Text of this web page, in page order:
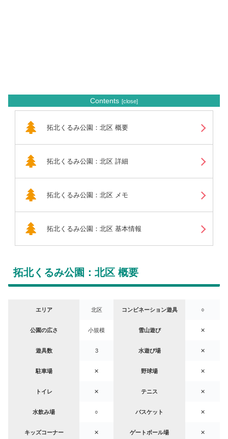
Contents
拓北くるみ公園：北区 概要
拓北くるみ公園：北区 詳細
拓北くるみ公園：北区 メモ
拓北くるみ公園：北区 基本情報
拓北くるみ公園：北区 概要
エリア 北区 コンビネーション遊具 ○
公園の広さ 小規模 雪山遊び ✕
遊具数 3 水遊び場 ✕
駐車場 ✕ 野球場 ✕
トイレ ✕ テニス ✕
水飲み場 ○ バスケット ✕
キッズコーナー ✕ ゲートボール場 ✕